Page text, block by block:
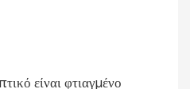
είναι φτιαγμένο